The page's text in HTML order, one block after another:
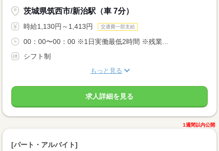
茨城県筑西市/新治駅（車 7分）
時給1,130円～1,413円 交通費一部支給
00：00〜00：00 ※1日実働最低2時間 ※残業...
シフト制
もっと見る
求人詳細を見る
1週間以内公開
[パート・アルバイト]